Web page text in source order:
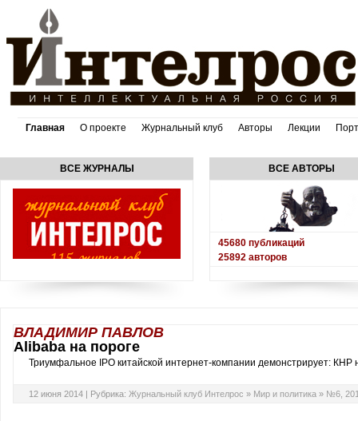
Главная О проекте Журнальный клуб Авторы Лекции
ВСЕ ЖУРНАЛЫ ВСЕ АВТОРЫ
45680 публикаций
25892 авторов
ВЛАДИМИР ПАВЛОВ
Alibaba на пороге
Триумфальное IPO китайской интернет-компании демонстрирует:
12 июня 2014 | Рубрика: Журнальный клуб Интелрос » Мир и политика » №6,